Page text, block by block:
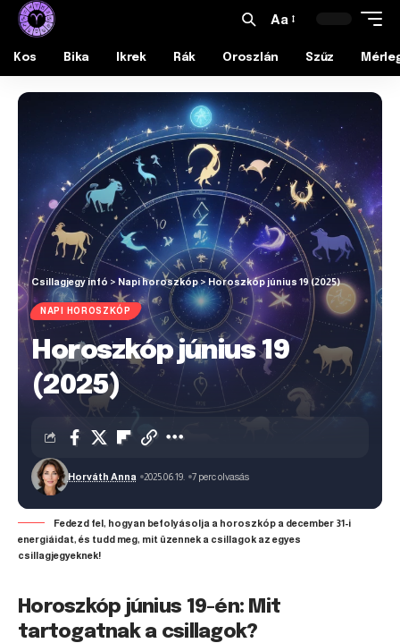
Aa
Kos Bika Ikrek Rák Oroszlán Szűz
Csillagjegy infó > Napi horoszkóp>Horoszkóp június 19 (2025)
NAPI HOROSZKÓP
Horoszkóp június 19
(2025)
Horváth Anna 2025.06.19. 7 perc olvasás
Fedezd fel, hogyan befolyásolja a horoszkóp a december 31-i
energiáidat, és tudd meg, mit üzennek a csillagok az egyes
csillagjegyeknek!
Horoszkóp június 19-én: Mit
tartogatnak a csillagok?